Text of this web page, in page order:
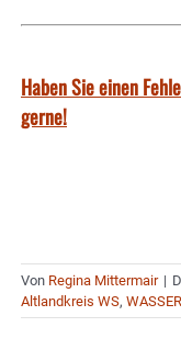
Haben Sie einen
gerne!
Von Regina Mittermair |
Altlandkreis WS,